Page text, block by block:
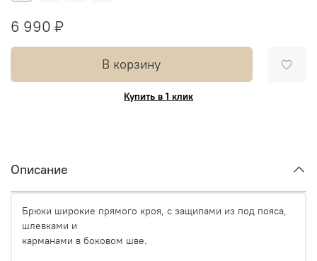
6 990 ₽
В корзину
Купить в 1 клик
Описание
Брюки широкие прямого кроя, с защипами из под пояса,
шлевками и
карманами в боковом шве.